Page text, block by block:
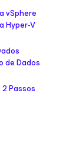
vSphere
Hyper-V
de Dados
2 Passos